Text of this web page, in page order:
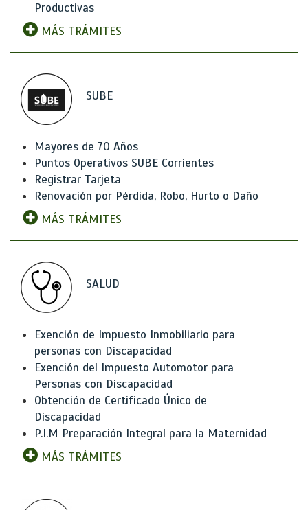
Productivas
MÁS TRÁMITES
SUBE
Mayores de 70 Años
Puntos Operativos SUBE Corrientes
Registrar Tarjeta
Renovación por Pérdida, Robo, Hurto o Daño
MÁS TRÁMITES
SALUD
Exención de Impuesto Inmobiliario para
personas con Discapacidad
Exención del Impuesto Automotor para
Personas con Discapacidad
Obtención de Certificado Único de
Discapacidad
P.I.M Preparación Integral para la Maternidad
MÁS TRÁMITES